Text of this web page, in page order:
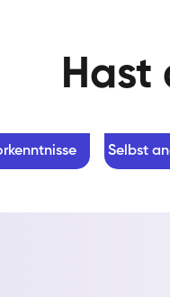
Hast
Selbst